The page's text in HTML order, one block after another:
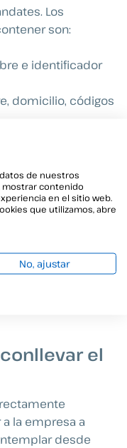
Los
son:
e identificador
domicilio, códigos
y tipo
para el cliente,
directo.
para realizar
de
el
la empresa a
desde
de nuestros
mostrar contenido
en el sitio web.
que utilizamos, abre
No, ajustar